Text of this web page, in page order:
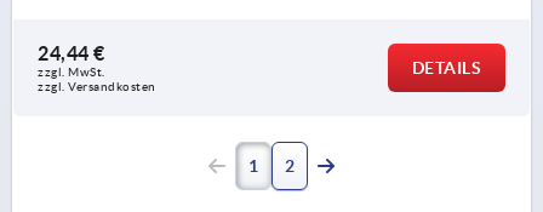
24,44 €
zzgl. MwSt.
zzgl. Versandkosten
DETAILS
1 2